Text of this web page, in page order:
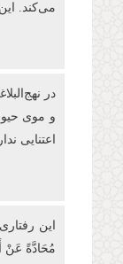
می‌کند.
در
و موی
اعتنایی
این
مُحَادَّةً عَنْ